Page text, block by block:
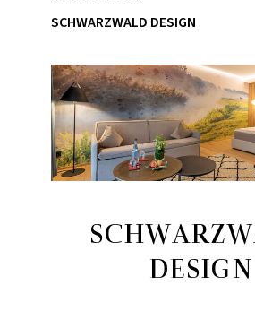
SCHWARZWALD DESIGN
DESIGN